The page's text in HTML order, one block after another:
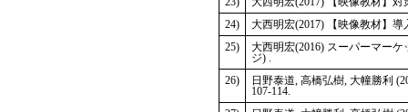
24)
大西明宏(2017) 【映像教材】
25)
大西明宏(2016) スーパーマー
ジ) .
26)
日野泰道, 高橋弘樹, 大幢勝利
107-114.